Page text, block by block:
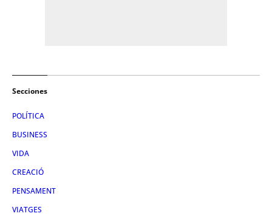
Secciones
POLÍTICA
BUSINESS
VIDA
CREACIÓ
PENSAMENT
VIATGES